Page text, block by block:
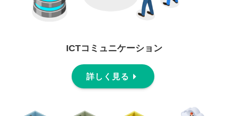
ICTコミュニケーション
詳しく見る